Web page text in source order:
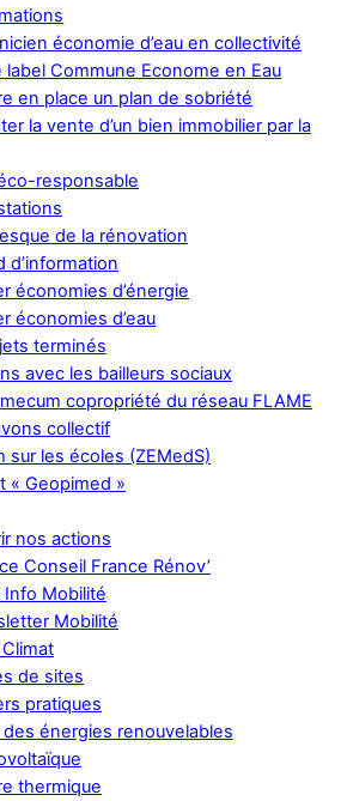
économie d’eau en collectivité
label Commune Econome en Eau
en place un plan de sobriété
la vente d’un bien immobilier par la
responsable
de la rénovation
d’information
économies d’énergie
économies d’eau
terminés
avec les bailleurs sociaux
copropriété du réseau FLAME
collectif
sur les écoles (ZEMedS)
« Geopimed »
nos actions
Conseil France Rénov’
Info Mobilité
Mobilité
de sites
pratiques
énergies renouvelables
thermique